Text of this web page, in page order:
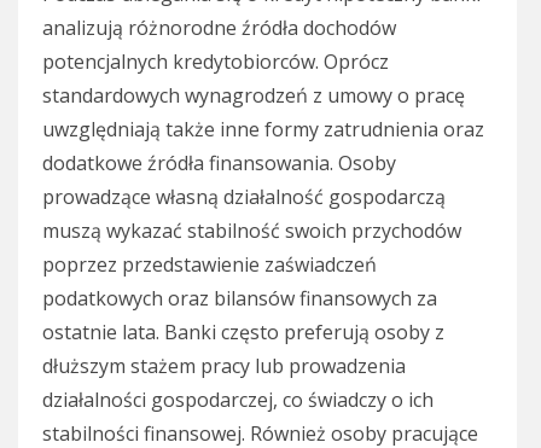
analizują różnorodne źródła dochodów
potencjalnych kredytobiorców. Oprócz
standardowych wynagrodzeń z umowy o pracę
uwzględniają także inne formy zatrudnienia oraz
dodatkowe źródła finansowania. Osoby
prowadzące własną działalność gospodarczą
muszą wykazać stabilność swoich przychodów
poprzez przedstawienie zaświadczeń
podatkowych oraz bilansów finansowych za
ostatnie lata. Banki często preferują osoby z
dłuższym stażem pracy lub prowadzenia
działalności gospodarczej, co świadczy o ich
stabilności finansowej. Również osoby pracujące